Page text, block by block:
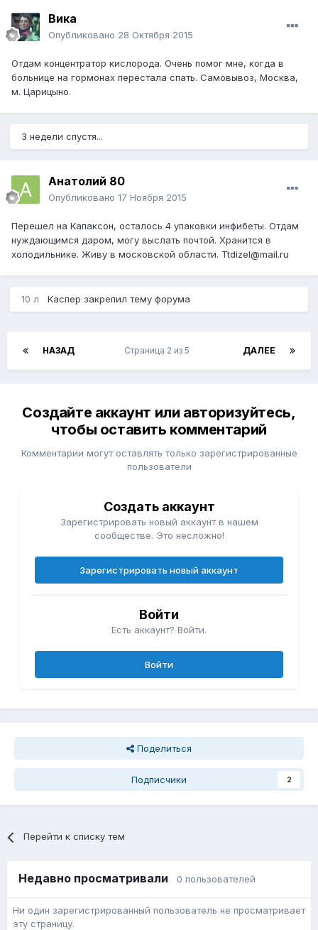
Вика
Опубликовано 28 Октября 2015
Отдам концентратор кислорода. Очень помог мне, когда в
больнице на гормонах перестала спать. Самовывоз, Москва,
м. Царицыно.
3 недели спустя...
Анатолий 80
Опубликовано 17 Ноября 2015
Перешел на Капаксон, осталось 4 упаковки инфибеты. Отдам
нуждающимся даром, могу выслать почтой. Хранится в
холодильнике. Живу в московской области. Ttdizel@mail.ru
10 л Каспер закрепил тему форума
НАЗАД ДАЛЕЕ
Страница 2 из 5
Создайте аккаунт или авторизуйтесь,
чтобы оставить комментарий
Комментарии могут оставлять только зарегистрированные
пользователи
Создать аккаунт
Зарегистрировать новый аккаунт в нашем
сообществе. Это несложно!
Зарегистрировать новый аккаунт
Войти
Есть аккаунт? Войти.
Войти
Поделиться
Подписчики 2
Перейти к списку тем
Недавно просматривали 0 пользователей
Ни один зарегистрированный пользователь не просматривает
эту страницу.